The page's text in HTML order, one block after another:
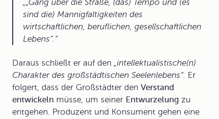
„Gang über die Straße, (das) Tempo und (es
sind die) Mannigfaltigkeiten des
wirtschaftlichen, beruflichen, gesellschaftlichen
Lebens“.
Daraus schließt er auf den „intellektualistische(n)
Charakter des großstädtischen Seelenlebens“. Er
folgert, dass der Großstädter den Verstand
entwickeln müsse, um seiner Entwurzelung zu
entgehen. Produzent und Konsument gehen eine